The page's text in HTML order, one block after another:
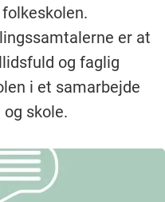
er at
og faglig
i et samarbejde
skole.